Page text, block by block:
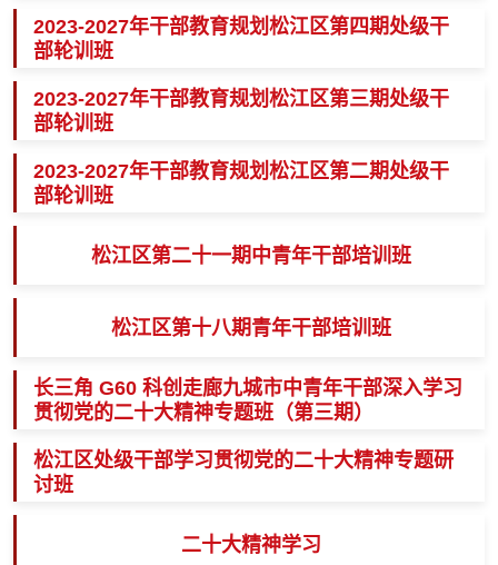
2023-2027年干部教育规划松江区第四期处级干
部轮训班
2023-2027年干部教育规划松江区第三期处级干
部轮训班
2023-2027年干部教育规划松江区第二期处级干
部轮训班
松江区第二十一期中青年干部培训班
松江区第十八期青年干部培训班
长三角 G60 科创走廊九城市中青年干部深入学习
贯彻党的二十大精神专题班（第三期）
松江区处级干部学习贯彻党的二十大精神专题研
讨班
二十大精神学习